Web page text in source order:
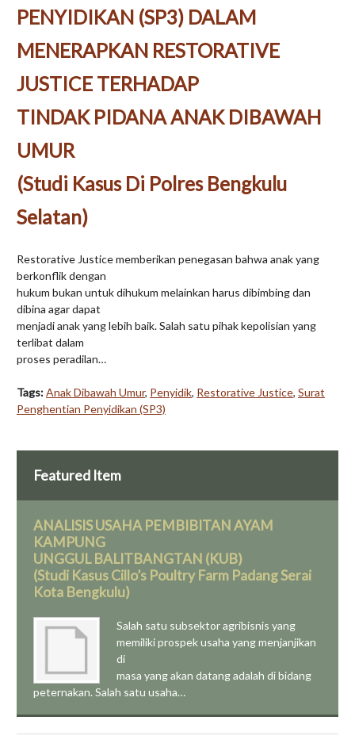
PENYIDIKAN (SP3) DALAM
MENERAPKAN RESTORATIVE
JUSTICE TERHADAP
TINDAK PIDANA ANAK DIBAWAH
UMUR
(Studi Kasus Di Polres Bengkulu
Selatan)
Restorative Justice memberikan penegasan bahwa anak yang
berkonflik dengan
hukum bukan untuk dihukum melainkan harus dibimbing dan
dibina agar dapat
menjadi anak yang lebih baik. Salah satu pihak kepolisian yang
terlibat dalam
proses peradilan…
Tags:Anak Dibawah Umur, Penyidik, Restorative Justice, Surat
Penghentian Penyidikan (SP3)
Featured Item
ANALISIS USAHA PEMBIBITAN AYAM
KAMPUNG
UNGGUL BALITBANGTAN (KUB)
(Studi Kasus Cillo’s Poultry Farm Padang Serai
Kota Bengkulu)
Salah satu subsektor agribisnis yang
memiliki prospek usaha yang menjanjikan
di
masa yang akan datang adalah di bidang
peternakan. Salah satu usaha…